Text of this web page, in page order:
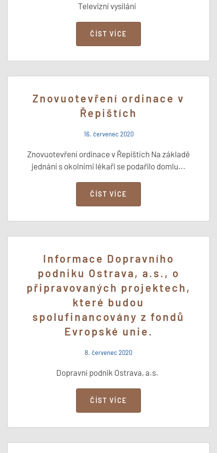
Televizní vysílání
ČÍST VÍCE
Znovuotevření ordinace v
Řepištích
16. červenec 2020
Znovuotevření ordinace v Řepištích Na základě
jednání s okolními lékaři se podařilo domlu...
ČÍST VÍCE
Informace Dopravního
podniku Ostrava, a.s., o
připravovaných projektech,
které budou
spolufinancovány z fondů
Evropské unie.
8. červenec 2020
Dopravní podnik Ostrava, a.s.
ČÍST VÍCE